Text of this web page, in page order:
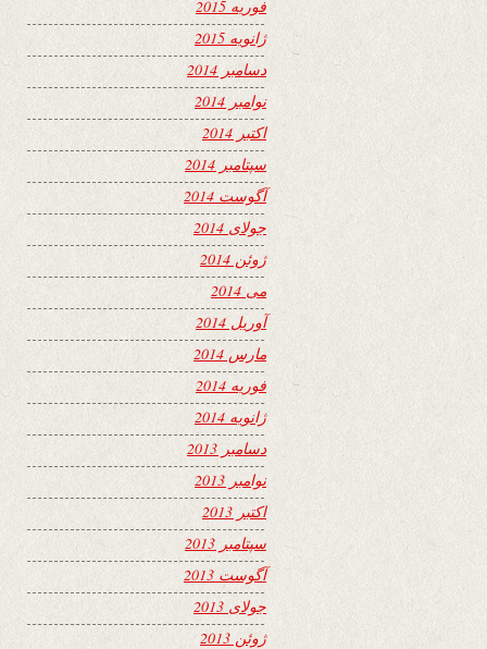
فوریه 2015
ژانویه 2015
دسامبر 2014
نوامبر 2014
اکتبر 2014
سپتامبر 2014
آگوست 2014
جولای 2014
ژوئن 2014
می 2014
آوریل 2014
مارس 2014
فوریه 2014
ژانویه 2014
دسامبر 2013
نوامبر 2013
اکتبر 2013
سپتامبر 2013
آگوست 2013
جولای 2013
ژوئن 2013